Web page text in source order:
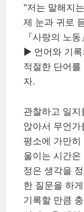
"저는 말해지
제 눈과 귀로
『사랑의 노
▶ 언어와 기
적절한 단어
자.
관찰하고 일
앉아서 무언
평소에 가만히
울이는 시간
정은 생각을
한 질문을 하
기록할 만큼